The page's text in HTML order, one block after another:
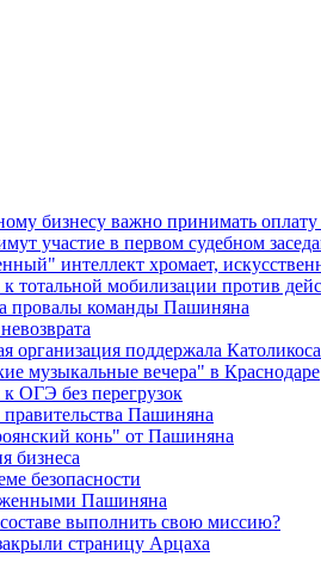
бизнесу важно принимать
участие в первом судебном
интеллект хромает,
мобилизации против
провалы команды Пашиняна
организация поддержала
музыкальные вечера" в Краснодаре
ОГЭ без перегрузок
правительства Пашиняна
конь" от Пашиняна
бизнеса
безопасности
Пашиняна
выполнить свою миссию?
страницу Арцаха